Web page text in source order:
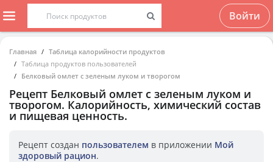
Войти
Главная
Таблица калорийности продуктов
Таблица продуктов пользователей
Белковый омлет с зеленым луком и творогом
Рецепт Белковый омлет с зеленым луком и
творогом. Калорийность, химический состав
и пищевая ценность.
Рецепт создан пользователем в приложении Мой
здоровый рацион.